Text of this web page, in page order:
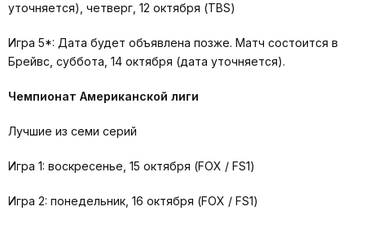
уточняется), четверг, 12 октября (TBS)
Игра 5*: Дата будет объявлена позже. Матч состоится в
Брейвс, суббота, 14 октября (дата уточняется).
Чемпионат Американской лиги
Лучшие из семи серий
Игра 1: воскресенье, 15 октября (FOX / FS1)
Игра 2: понедельник, 16 октября (FOX / FS1)